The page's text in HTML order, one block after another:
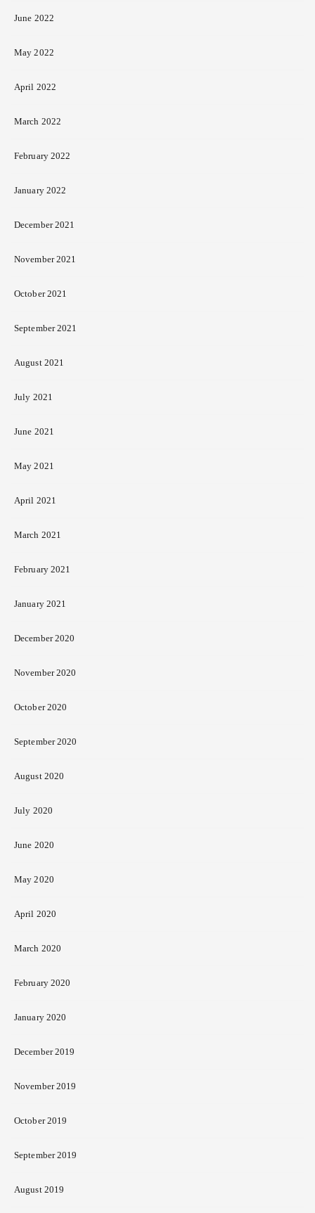
June 2022
May 2022
April 2022
March 2022
February 2022
January 2022
December 2021
November 2021
October 2021
September 2021
August 2021
July 2021
June 2021
May 2021
April 2021
March 2021
February 2021
January 2021
December 2020
November 2020
October 2020
September 2020
August 2020
July 2020
June 2020
May 2020
April 2020
March 2020
February 2020
January 2020
December 2019
November 2019
October 2019
September 2019
August 2019